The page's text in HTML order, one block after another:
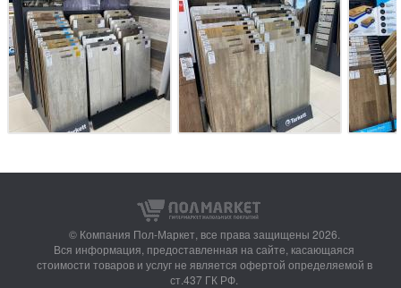
© Компания Пол-Маркет, все права защищены 2026.
Вся информация, предоставленная на сайте, касающаяся
стоимости товаров и услуг не является офертой определяемой в
ст.437 ГК РФ.